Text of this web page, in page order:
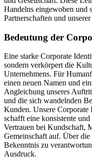
Handelns eingewoben und
Partnerschaften und
Bedeutung der
Eine starke Corporate
sondern verkörpert die
Unternehmens. Für
einen neuen Namen und
Angleichung unseres
und die sich wandelnden
Kunden. Unsere
schafft eine konsistente
Vertrauen bei Kundschaft,
Gemeinschaft auf. Über
Bekenntnis zu
Ausdruck.